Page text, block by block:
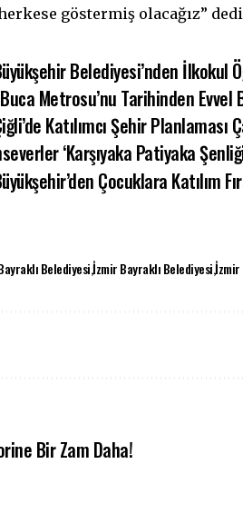
göstermiş olacağız”
Belediyesi’nden İlkokul
Metrosu’nu Tarihinden Evvel
Katılımcı Şehir Planlaması
‘Karşıyaka Patiyaka
Çocuklara Katılım
Belediyesiİzmir Bayraklı Belediyesi
Bir Zam Daha!